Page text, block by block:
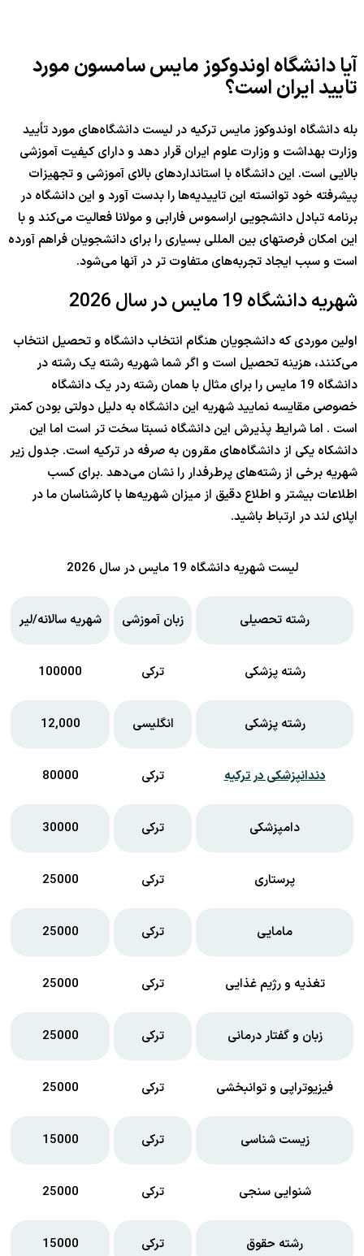
آیا دانشگاه اوندوکوز مایس سامسون مورد
تایید ایران است؟
بله دانشگاه اوندوکوز مایس ترکیه در لیست دانشگاه‌های مورد تأیید
وزارت بهداشت و وزارت علوم ایران قرار دهد و دارای کیفیت آموزشی
بالایی است. این دانشگاه با استانداردهای بالای آموزشی و تجهیزات
پیشرفته خود توانسته این تاییدیه‌ها را بدست آورد و این دانشگاه در
برنامه تبادل دانشجویی اراسموس فارابی و مولانا فعالیت می‌کند و با
این امکان فرصتهای بین المللی بسیاری را برای دانشجویان فراهم آورده
است و سبب ایجاد تجربه‌های متفاوت تر در آنها می‌شود.
شهریه دانشگاه 19 مایس در سال 2026
اولین موردی که دانشجویان هنگام انتخاب دانشگاه و تحصیل انتخاب
می‌کنند، هزینه تحصیل است و اگر شما شهریه رشته یک رشته در
دانشگاه 19 مایس را برای مثال با همان رشته ردر یک دانشگاه
خصوصی مقایسه نمایید شهریه این دانشگاه به دلیل دولتی بودن کمتر
است . اما شرایط پذیرش این دانشگاه نسبتا سخت تر است اما این
دانشکاه یکی از دانشگاه‌های مقرون به صرفه در ترکیه است. جدول زیر
شهریه برخی از رشته‌های پرطرفدار را نشان می‌دهد .برای کسب
اطلاعات بیشتر و اطلاع دقیق از میزان شهریه‌ها با کارشناسان ما در
اپلای لند در ارتباط باشید.
لیست شهریه دانشگاه 19 مایس در سال 2026
رشته تحصیلی زبان آموزشی شهریه سالانه/لیر
رشته پزشکی ترکی 100000
رشته پزشکی انگلیسی 12,000
دندانپزشکی در ترکیه ترکی 80000
دامپزشکی ترکی 30000
پرستاری ترکی 25000
مامایی ترکی 25000
تغذیه و رژیم غذایی ترکی 25000
زبان و گفتار درمانی ترکی 25000
فیزیوتراپی و توانبخشی ترکی 25000
زیست شناسی ترکی 15000
شنوایی سنجی ترکی 25000
رشته حقوق ترکی 15000